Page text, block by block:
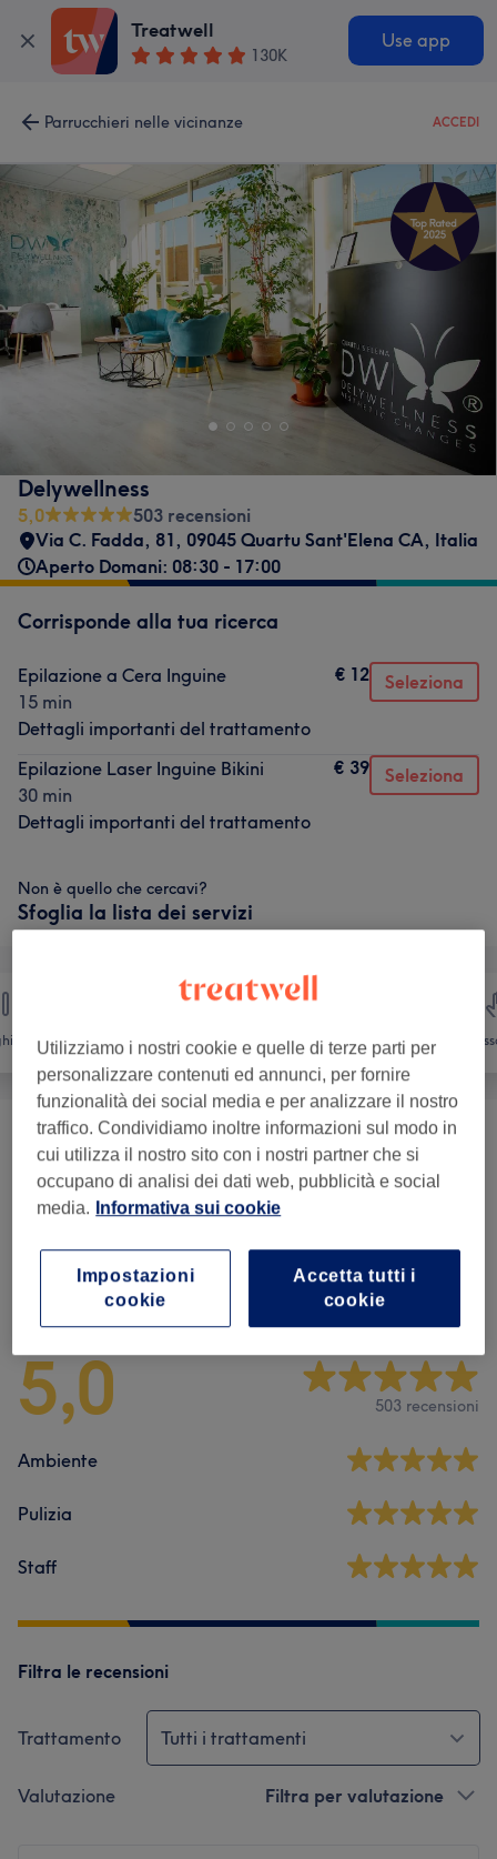
Treatwell
130K
Use app
Parrucchieri nelle vicinanze ACCEDI
Delywellness
5,0
503 recensioni
Via C. Fadda, 81, 09045 Quartu Sant'Elena CA, Italia
Aperto Domani: 08:30 - 17:00
Corrisponde alla tua ricerca
Epilazione a Cera Inguine
15 min
Dettagli importanti del trattamento
€ 12 Seleziona
Epilazione Laser Inguine Bikini
30 min
Dettagli importanti del trattamento
€ 39 Seleziona
Non è quello che cercavi?
Sfoglia la lista dei servizi
Depilazione Viso
Epilazione 23 da € 5
Epilazione Definitiva (27
Recensioni salone
5,0 503 recensioni
Ambiente
Pulizia
Staff
Filtra le recensioni
Trattamento Tutti i trattamenti
Valutazione Filtra per valutazione
Utilizziamo i nostri cookie e quelle di terze parti per
personalizzare contenuti ed annunci, per fornire
funzionalità dei social media e per analizzare il nostro
traffico. Condividiamo inoltre informazioni sul modo in
cui utilizza il nostro sito con i nostri partner che si
occupano di analisi dei dati web, pubblicità e social
media. Informativa sui cookie
Accetta tutti i
cookie
Impostazioni
cookie